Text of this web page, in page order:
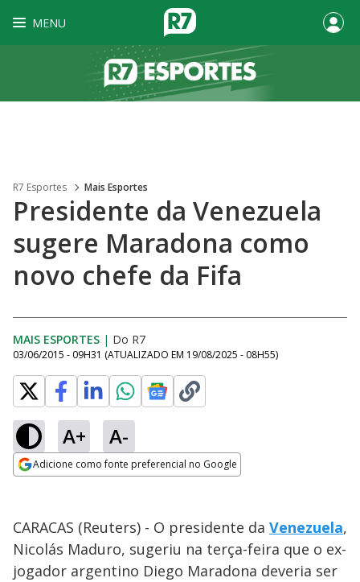
MENU
R7 Esportes Mais Esportes
Presidente da Venezuela
sugere Maradona como
novo chefe da Fifa
MAIS ESPORTES | Do R7
03/06/2015 - 09H31 (ATUALIZADO EM 19/08/2025 - 08H55)
A+ A-
Adicione como fonte preferencial no Google
CARACAS (Reuters) - O presidente da Venezuela,
Nicolás Maduro, sugeriu na terça-feira que o ex-
jogador argentino Diego Maradona deveria ser